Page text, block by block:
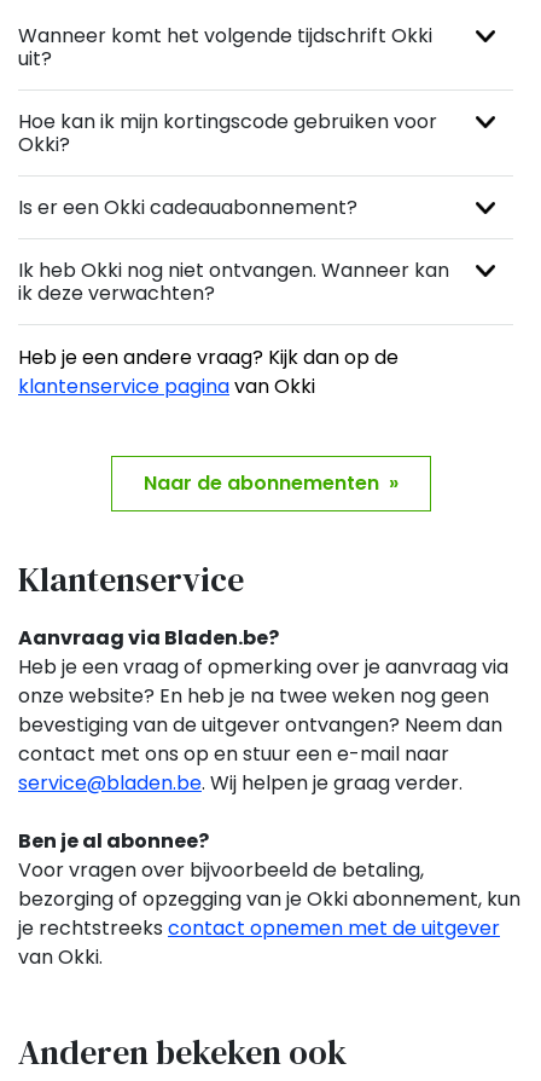
Wanneer komt het volgende tijdschrift Okki
uit?
Hoe kan ik mijn kortingscode gebruiken voor
Okki?
Is er een Okki cadeauabonnement?
Ik heb Okki nog niet ontvangen. Wanneer kan
ik deze verwachten?
Heb je een andere vraag? Kijk dan op de
klantenservice paginavan Okki
Naar de abonnementen »
Klantenservice
Aanvraag via Bladen.be?
Heb je een vraag of opmerking over je aanvraag via
onze website? En heb je na twee weken nog geen
bevestiging van de uitgever ontvangen? Neem dan
contact met ons op en stuur een e-mail naar
service@bladen.be. Wij helpen je graag verder.
Ben je al abonnee?
Voor vragen over bijvoorbeeld de betaling,
bezorging of opzegging van je Okkiabonnement, kun
je rechtstreeks contact opnemen met de uitgever
van Okki.
Anderen bekeken ook